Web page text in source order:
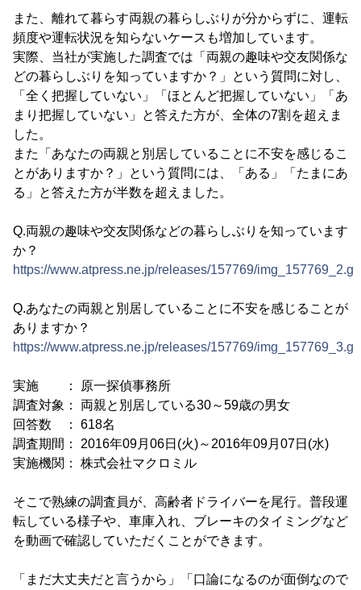
また、離れて暮らす両親の暮らしぶりが分からずに、運転
頻度や運転状況を知らないケースも増加しています。
実際、当社が実施した調査では「両親の趣味や交友関係な
どの暮らしぶりを知っていますか？」という質問に対し、
「全く把握していない」「ほとんど把握していない」「あ
まり把握していない」と答えた方が、全体の7割を超えま
した。
また「あなたの両親と別居していることに不安を感じるこ
とがありますか？」という質問には、「ある」「たまにあ
る」と答えた方が半数を超えました。
Q.両親の趣味や交友関係などの暮らしぶりを知っています
か？
https://www.atpress.ne.jp/releases/157769/img_157769_2.gif
Q.あなたの両親と別居していることに不安を感じることが
ありますか？
https://www.atpress.ne.jp/releases/157769/img_157769_3.gif
実施 ： 原一探偵事務所
調査対象： 両親と別居している30～59歳の男女
回答数 ： 618名
調査期間： 2016年09月06日(火)～2016年09月07日(水)
実施機関： 株式会社マクロミル
そこで熟練の調査員が、高齢者ドライバーを尾行。普段運
転している様子や、車庫入れ、ブレーキのタイミングなど
を動画で確認していただくことができます。
「まだ大丈夫だと言うから」「口論になるのが面倒なので